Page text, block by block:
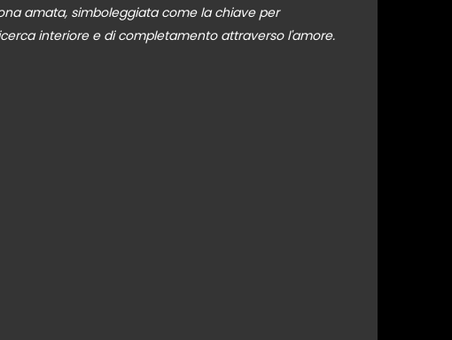
amata, simboleggiata come la chiave per
interiore e di completamento attraverso l'amore.